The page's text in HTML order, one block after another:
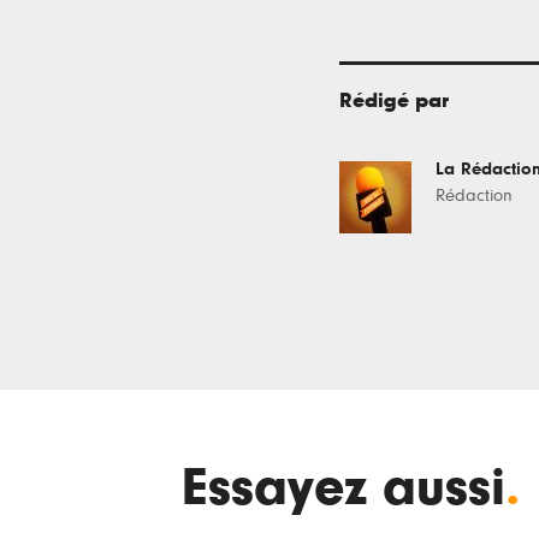
Rédigé par
La Rédaction
Rédaction
Essayez aussi.